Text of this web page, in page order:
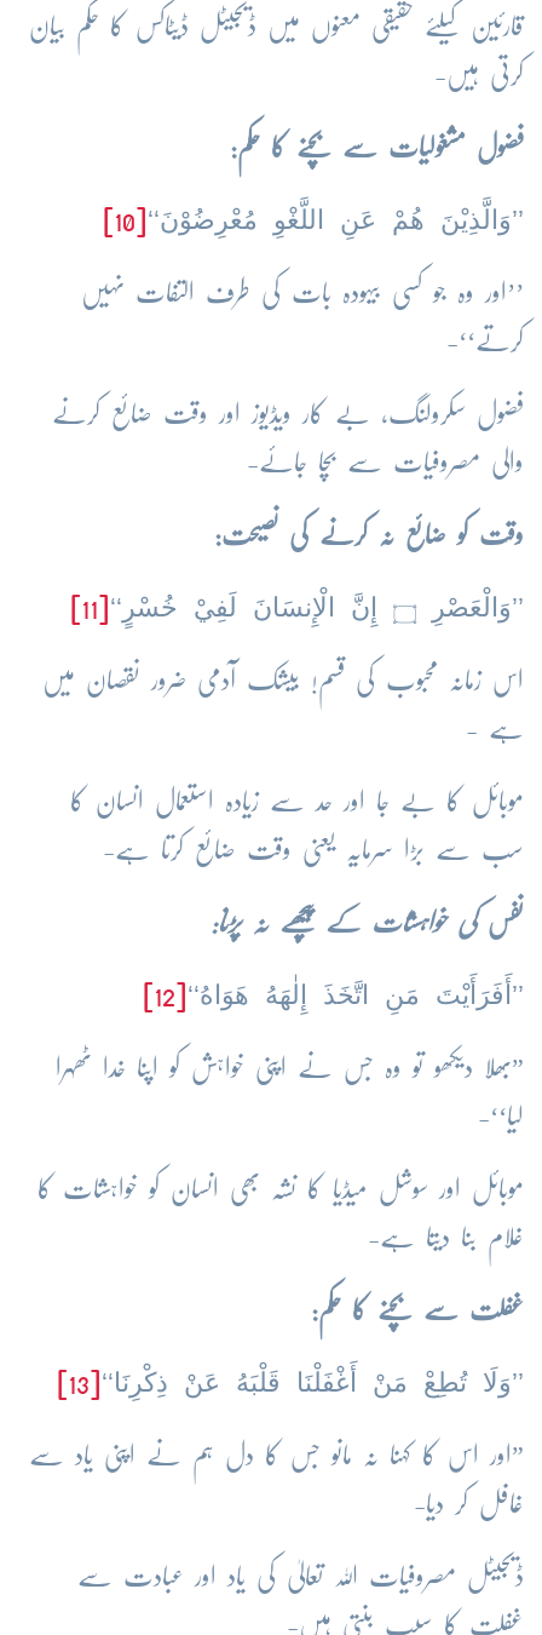
قارئین کیلئے حقیقی معنوں میں ڈیجیٹل ڈیٹاکس کا حکم بیان
کرتی ہیں-
فضول مشغولیات سے بچنے کا حکم:
’’وَالَّذِيْنَ هُمْ عَنِ اللَّغْوِ مُعْرِضُوْنَ‘‘
’’اور وہ جو کسی بیہودہ بات کی طرف التفات نہیں
کرتے‘‘-
فضول سکرولنگ، بے کار ویڈیوز اور وقت ضائع کرنے
والی مصروفیات سے بچا جائے-
وقت کو ضائع نہ کرنے کی نصیحت:
’’وَالْعَصْرِ۝ إِنَّ الْإِنسَانَ لَفِيْ خُسْرٍ‘‘
اس زمانہ محبوب کی قسم! بیشک آدمی ضرور نقصان میں
ہے -
موبائل کا بے جا اور حد سے زیادہ استعمال انسان کا
سب سے بڑا سرمایہ یعنی وقت ضائع کرتا ہے-
نفس کی خواہشات کے پیچھے نہ پڑنا:
’’أَفَرَأَيْتَ مَنِ اتَّخَذَ إِلٰهَهُ هَوَاهُ‘‘
”بھلا دیکھو تو وہ جس نے اپنی خواہش کو اپنا خدا ٹھہرا
لیا‘‘-
موبائل اور سوشل میڈیا کا نشہ بھی انسان کو خواہشات کا
غلام بنا دیتا ہے-
غفلت سے بچنے کا حکم:
’’وَلَا تُطِعْ مَنْ أَغْفَلْنَا قَلْبَهُ عَنْ ذِكْرِنَا‘‘
”اور اس کا کہنا نہ مانو جس کا دل ہم نے اپنی یاد سے
غافل کر دیا-
ڈیجیٹل مصروفیات اللہ تعالیٰ کی یاد اور عبادت سے
غفلت کا سبب بنتی ہیں-